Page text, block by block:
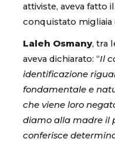
attiviste, aveva fatto
conquistato migliaia
Laleh Osmany, tra
aveva dichiarato: “Il
identificazione
fondamentale e
che viene loro
diamo alla madre il
conferisce